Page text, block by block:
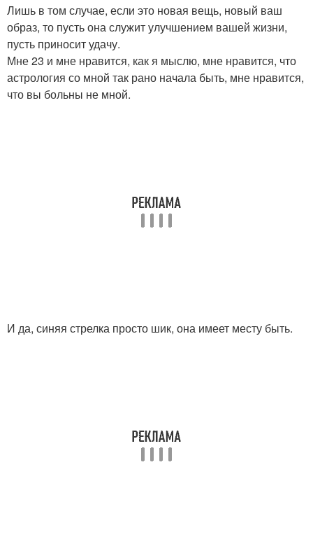
Лишь в том случае, если это новая вещь, новый ваш
образ, то пусть она служит улучшением вашей жизни,
пусть приносит удачу.
Мне 23 и мне нравится, как я мыслю, мне нравится, что
астрология со мной так рано начала быть, мне нравится,
что вы больны не мной.
И да, синяя стрелка просто шик, она имеет месту быть.